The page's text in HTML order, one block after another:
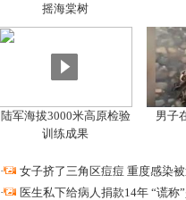
摇海棠树
陆军海拔3000米高原检验
训练成果
男子
·
女子挤了三角区痘痘 重度感染
·
医生私下给病人捐款14年 “谎称